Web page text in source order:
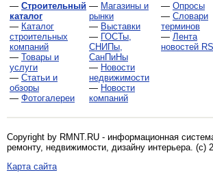
— Строительный
каталог
— Каталог
строительных
компаний
— Товары и
услуги
— Статьи и
обзоры
— Фотогалереи
— Магазины и
рынки
— Выставки
— ГОСТы,
СНИПы,
СанПиНы
— Новости
недвижимости
— Новости
компаний
— Опросы
— Словари
терминов
— Лента
новостей
Copyright by RMNT.RU - информационная
ремонту, недвижимости, дизайну интерьера. (c)
Карта сайта